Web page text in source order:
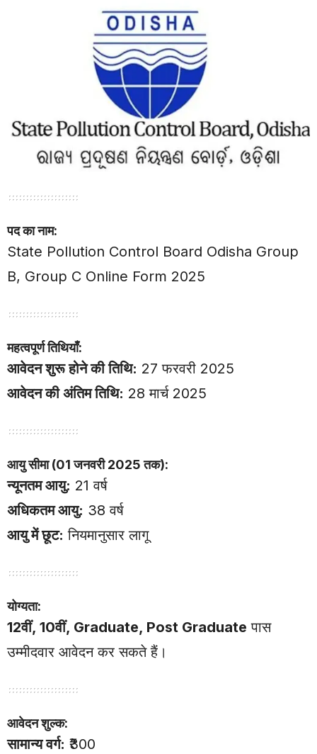
पद का नाम:
State Pollution Control Board Odisha Group
B, Group C Online Form 2025
महत्वपूर्ण तिथियाँ:
आवेदन शुरू होने की तिथि: 27 फरवरी 2025
आवेदन की अंतिम तिथि: 28 मार्च 2025
आयु सीमा (01 जनवरी 2025 तक):
न्यूनतम आयु: 21 वर्ष
अधिकतम आयु: 38 वर्ष
आयु में छूट: नियमानुसार लागू
योग्यता:
12वीं, 10वीं, Graduate, Post Graduate पास
उम्मीदवार आवेदन कर सकते हैं।
आवेदन शुल्क:
सामान्य वर्ग: ₹300